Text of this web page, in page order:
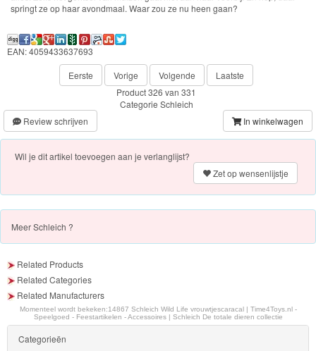
Enchantimals
&
Shine
Dutch
PJ
Masks
Super
Mario
Frozen
springt ze op haar avondmaal. Waar zou ze nu heen gaan?
EAN: 4059433637693
Eerste
Vorige Volgende
Laatste
Product 326 van 331
Categorie Schleich
Review schrijven
In winkelwagen
Wil je dit artikel toevoegen aan je verlanglijst?
Zet op wensenlijstje
MeerSchleich ?
Related Products
Related Categories
Related Manufacturers
Momenteel wordt bekeken:14867 Schleich Wild Life vrouwtjescaracal | Time4Toys.nl -
Speelgoed - Feestartikelen - Accessoires | Schleich De totale dieren collectie
Categorieën